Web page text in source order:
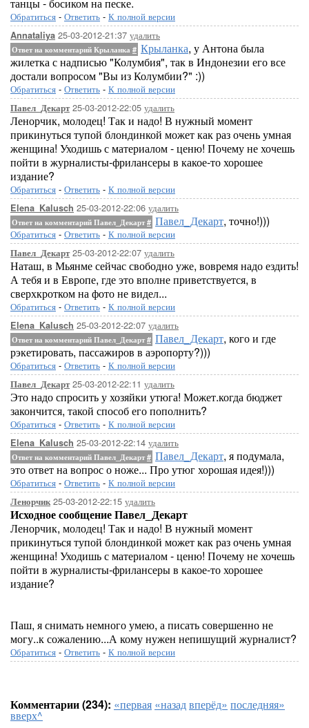
Обратиться - Ответить - К полной версии
Annataliya 25-03-2012-21:37 удалить
Ответ на комментарий Крыланка # Крыланка, у Антона была
жилетка с надписью "Колумбия", так в Индонезии его все
достали вопросом "Вы из Колумбии?" :))
Обратиться - Ответить - К полной версии
Павел_Декарт25-03-2012-22:05 удалить
Ленорчик, молодец! Так и надо! В нужный момент
прикинуться тупой блондинкой может как раз очень умная
женщина! Уходишь с материалом - ценю! Почему не хочешь
пойти в журналисты-фрилансеры в какое-то хорошее
издание?
Обратиться - Ответить - К полной версии
Elena_Kalusch 25-03-2012-22:06 удалить
Ответ на комментарий Павел_Декарт# Павел_Декарт, точно!)))
Обратиться - Ответить - К полной версии
Павел_Декарт25-03-2012-22:07 удалить
Наташ, в Мьянме сейчас свободно уже, вовремя надо ездить!
А тебя и в Европе, где это вполне приветствуется, в
сверхкротком на фото не видел...
Обратиться - Ответить - К полной версии
Elena_Kalusch 25-03-2012-22:07 удалить
Ответ на комментарий Павел_Декарт# Павел_Декарт, кого и где
рэкетировать, пассажиров в аэропорту?)))
Обратиться - Ответить - К полной версии
Павел_Декарт25-03-2012-22:11 удалить
Это надо спросить у хозяйки утюга! Может.когда бюджет
закончится, такой способ его пополнить?
Обратиться - Ответить - К полной версии
Elena_Kalusch 25-03-2012-22:14 удалить
Ответ на комментарий Павел_Декарт# Павел_Декарт, я подумала,
это ответ на вопрос о ноже... Про утюг хорошая идея!)))
Обратиться - Ответить - К полной версии
Ленорчик25-03-2012-22:15 удалить
Исходное сообщение Павел_Декарт
Ленорчик, молодец! Так и надо! В нужный момент
прикинуться тупой блондинкой может как раз очень умная
женщина! Уходишь с материалом - ценю! Почему не хочешь
пойти в журналисты-фрилансеры в какое-то хорошее
издание?
Паш, я снимать немного умею, а писать совершенно не
могу..к сожалению...А кому нужен непишущий журналист?
Обратиться - Ответить - К полной версии
Комментарии (234): «первая «назадвперёд» последняя»
вверх^